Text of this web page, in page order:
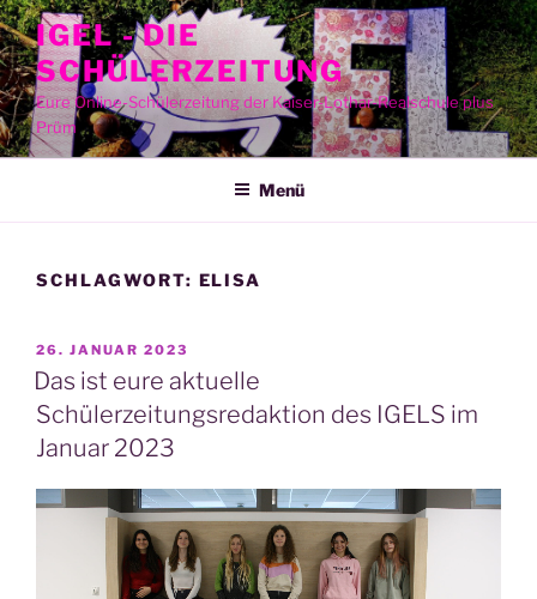
Zum
Inhalt
springen
IGEL - DIE
SCHÜLERZEITUNG
Eure Online-Schülerzeitung der Kaiser-Lothar-Realschule plus
Prüm
Menü
SCHLAGWORT: ELISA
VERÖFFENTLICHT
AM
26. JANUAR 2023
Das ist eure aktuelle
Schülerzeitungsredaktion des IGELS im
Januar 2023